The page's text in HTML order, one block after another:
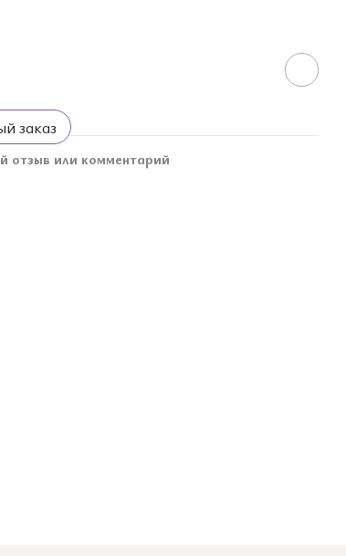
заказ
отзыв или комментарий